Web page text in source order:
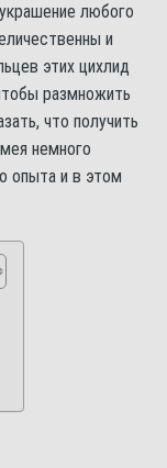
любого
и
этих цихлид
размножить
что получить
немного
опыта и в этом